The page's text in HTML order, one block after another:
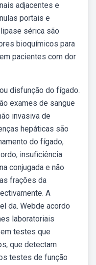
adjacentes e
portais e
sérica são
bioquímicos para
pacientes com dor
disfunção do fígado.
exames de sangue
invasiva de
hepáticas são
do fígado,
insuficiência
conjugada e não
frações da
A
da. Webde acordo
laboratoriais
testes que
que detectam
testes de função